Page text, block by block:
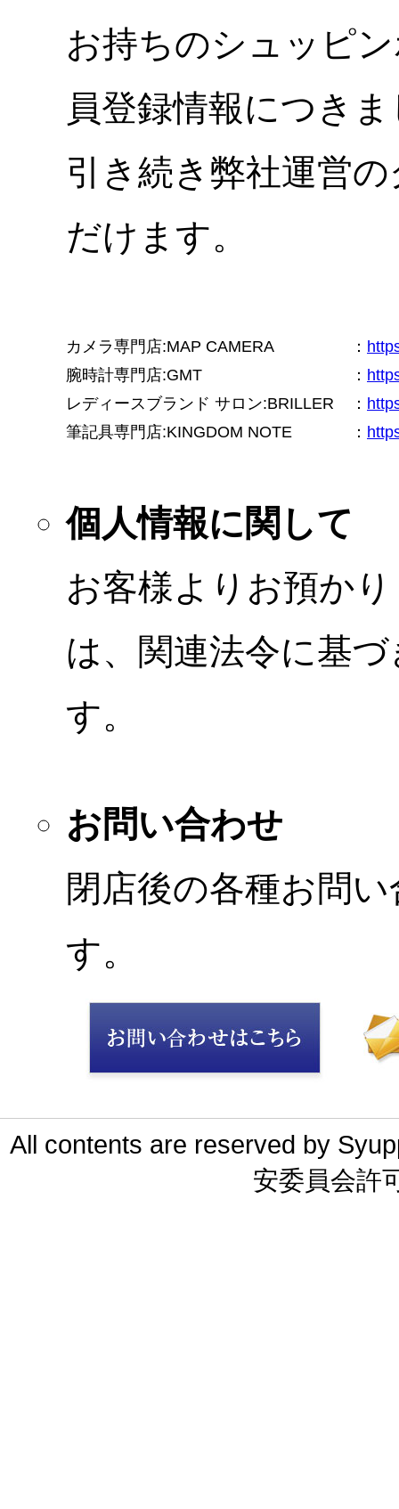
お持ちのシュッピ
員登録情報につき
引き続き弊社運営
だけます。
カメラ専門店:MAP CAMERA ：
腕時計専門店:GMT
：
レディースブランド サロン:BRILLER
：
筆記具専門店:KINGDOM NOTE
：
個人情報に関して
お客様よりお預か
は、関連法令に基
す。
お問い合わせ
閉店後の各種お問
す。
All contents are reserved by
安委員会許